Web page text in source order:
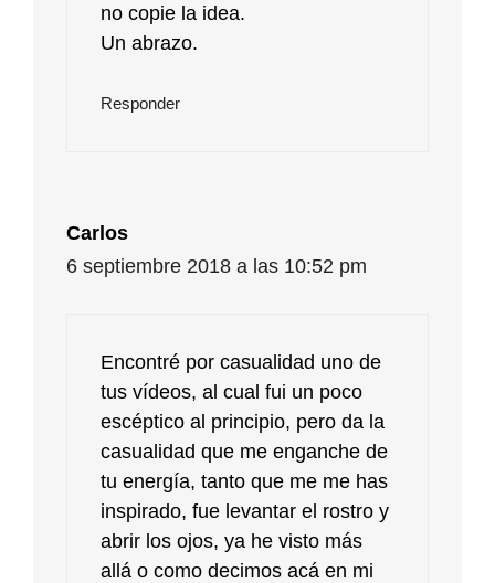
no copie la idea.
Un abrazo.
Responder
Carlos
6 septiembre 2018 a las 10:52 pm
Encontré por casualidad uno de
tus vídeos, al cual fui un poco
escéptico al principio, pero da la
casualidad que me enganche de
tu energía, tanto que me me has
inspirado, fue levantar el rostro y
abrir los ojos, ya he visto más
allá o como decimos acá en mi